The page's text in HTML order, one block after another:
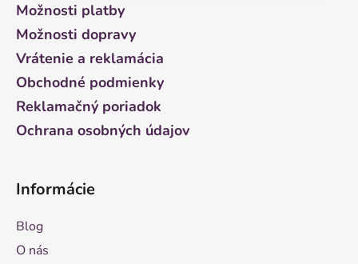
Možnosti platby
Možnosti dopravy
Vrátenie a reklamácia
Obchodné podmienky
Reklamačný poriadok
Ochrana osobných údajov
Informácie
Blog
O nás